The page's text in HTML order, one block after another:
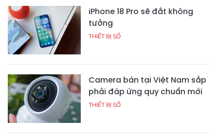
iPhone 18 Pro sẽ đắt không
tưởng
THIẾT BỊ SỐ
Camera bán tại Việt Nam sắp
phải đáp ứng quy chuẩn mới
THIẾT BỊ SỐ